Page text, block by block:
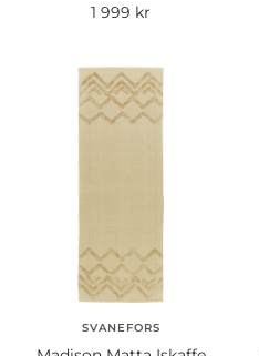
Rea-
1 999 kr
SVANEFORS